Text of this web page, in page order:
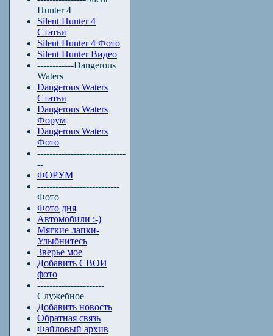
Hunter 4
Silent Hunter 4
Статьи
Silent Hunter 4 Фото
Silent Hunter Видео
------------Dangerous
Waters
Dangerous Waters
Статьи
Dangerous Waters
Форум
Dangerous Waters
Фото
-----------------------------
--
ФОРУМ
---------------------------
Фото
Фото дня
Автомобили :-)
Мягкие лапки-
Улыбнитесь
Зверье мое
Добавить СВОИ
фото
----------------------
Служебное
Добавить новость
Обратная связь
Файловый архив